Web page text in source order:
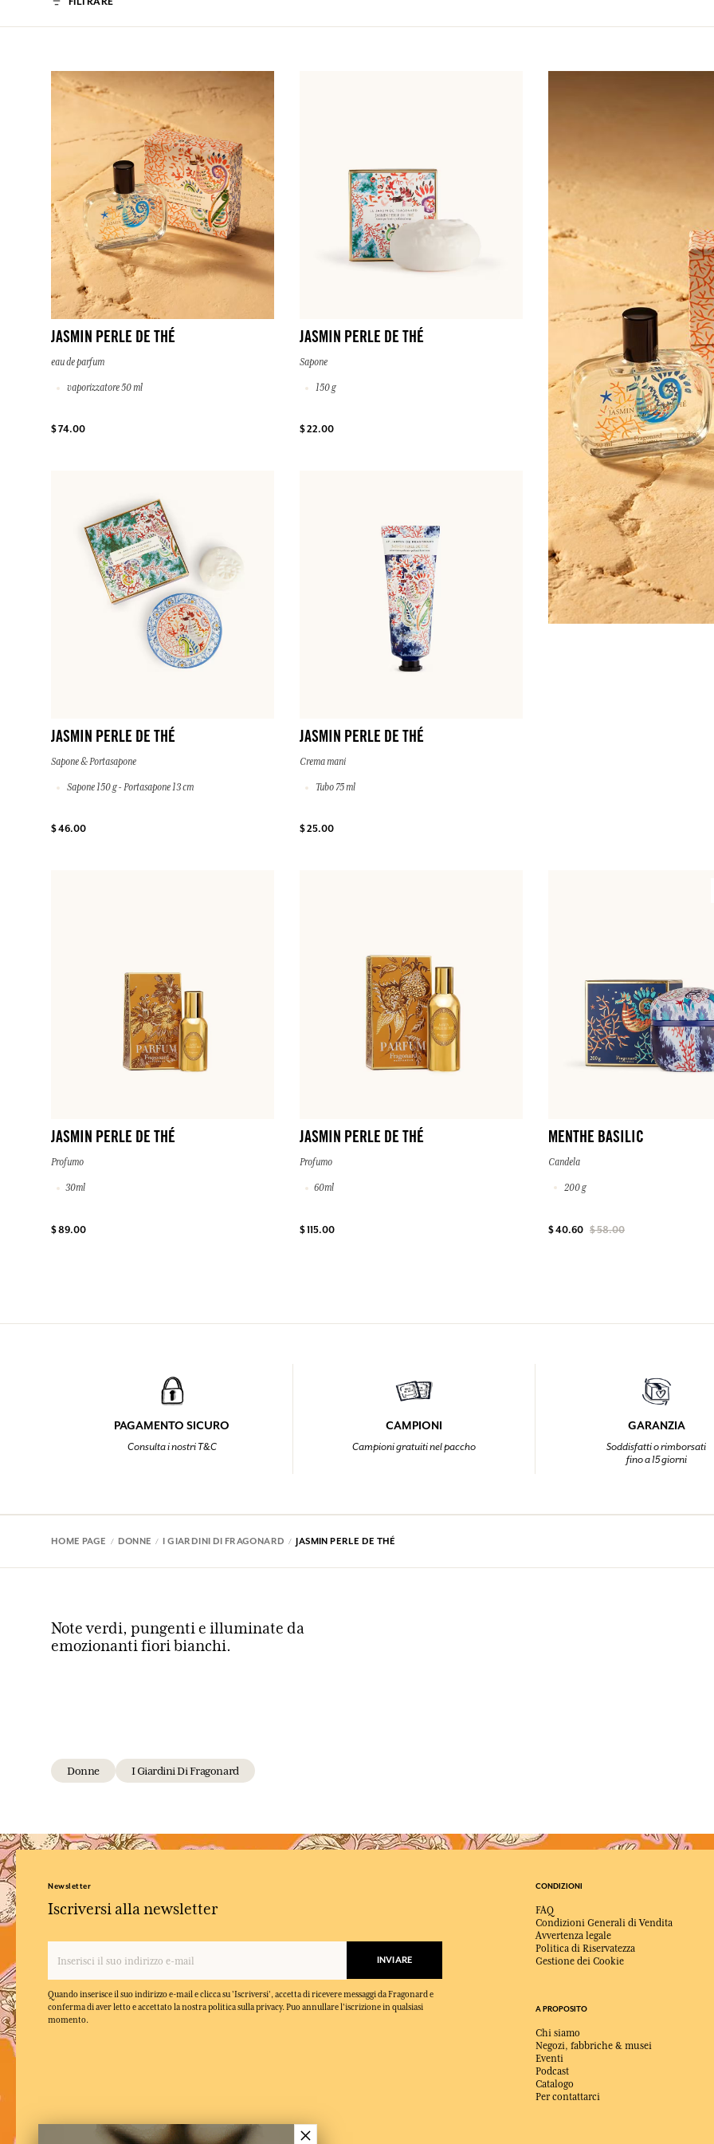
JASMIN PERLE DE THÉ
eau de parfum
vaporizzatore 50 ml
$ 74.00
JASMIN PERLE DE THÉ
Sapone
150 g
$ 22.00
JASMIN PERLE DE THÉ
Sapone & Portasapone
Sapone 150 g - Portasapone 13 cm
$ 46.00
JASMIN PERLE DE THÉ
Crema mani
Tubo 75 ml
$ 25.00
JASMIN PERLE DE THÉ
Profumo
30ml
$ 89.00
JASMIN PERLE DE THÉ
Profumo
60ml
$ 115.00
MENTHE BASILIC
Candela
200 g
$ 40.60 $ 58.00
PAGAMENTO SICURO
Consulta i nostri T&C
CAMPIONI
Campioni gratuiti nel paccho
GARANZIA
Soddisfatti o rimborsati
fino a 15 giorni
HOME PAGE DONNE I GIARDINI DI FRAGONARD JASMIN PERLE DE THÉ
Note verdi, pungenti e illuminate da
emozionanti fiori bianchi.
Donne I Giardini Di Fragonard
Newsletter
Iscriversi alla newsletter
INVIARE
Quando inserisce il suo indirizzo e-mail e clicca su 'Iscriversi', accetta di ricevere messaggi da Fragonard e
conferma di aver letto e accettato la nostra politica sulla privacy. Puo annullare l'iscrizione in qualsiasi
momento.
CONDIZIONI
FAQ
Condizioni Generali di Vendita
Avvertenza legale
Politica di Riservatezza
Gestione dei Cookie
A PROPOSITO
Chi siamo
Negozi, fabbriche & musei
Eventi
Podcast
Catalogo
Per contattarci
×